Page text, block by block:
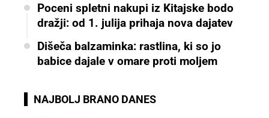
Poceni spletni nakupi iz Kitajske bodo
dražji: od 1. julija prihaja nova dajatev
Dišeča balzaminka: rastlina, ki so jo
babice dajale v omare proti moljem
NAJBOLJ BRANO DANES